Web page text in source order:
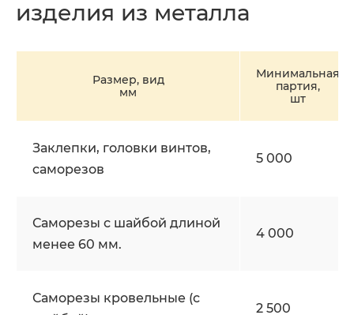
изделия из металла
Размер, вид
мм
Минимальная
партия,
шт
Заклепки, головки винтов,
саморезов
5 000
Саморезы с шайбой длиной
менее 60 мм.
4 000
Саморезы кровельные (с
2 500